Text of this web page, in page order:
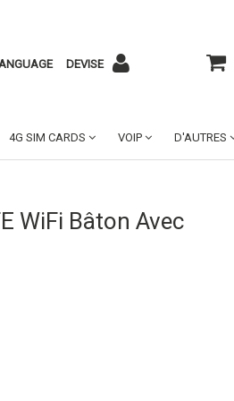
DEVISE
4G SIM CARDS VOIP D'AUTRES
WiFi Bâton Avec